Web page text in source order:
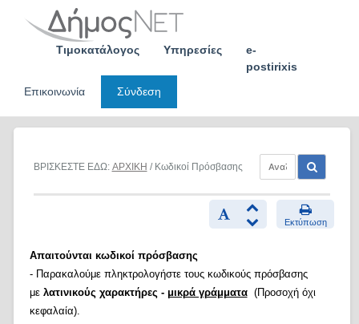
Τιμοκατάλογος Υπηρεσίες
e-
postirixis
Επικοινωνία
Σύνδεση
ΒΡΙΣΚΕΣΤΕ ΕΔΩ: ΑΡΧΙΚΗ / Κωδικοί Πρόσβασης
Εκτύπωση
Απαιτούνται κωδικοί πρόσβασης
- Παρακαλούμε πληκτρολογήστε τους κωδικούς πρόσβασης
με λατινικούς χαρακτήρες - μικρά γράμματα(Προσοχή όχι
κεφαλαία).